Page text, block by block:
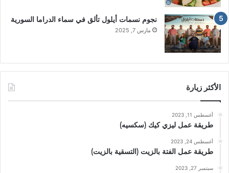
نجوم نسمات أيلول تألق في سماء الدراما السورية
مارس 7, 2025
الأكثر زيارة
أغسطس 11, 2023
طريقة عمل ليزي كيك (سكسيه)
أغسطس 24, 2023
طريقة عمل الفتة بالزيت (التسقية بالزيت)
سبتمبر 27, 2023